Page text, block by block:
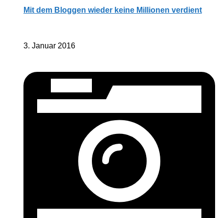
Mit dem Bloggen wieder keine Millionen verdient
3. Januar 2016